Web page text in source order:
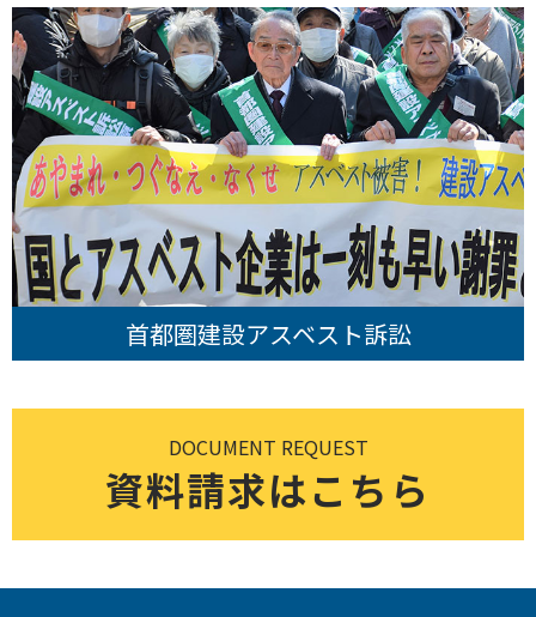
首都圏建設アスベスト訴訟
DOCUMENT REQUEST
資料請求はこちら